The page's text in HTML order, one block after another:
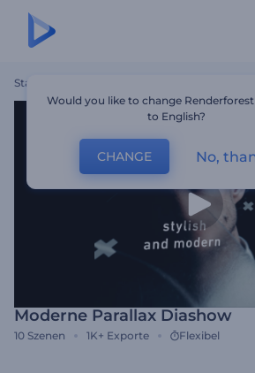
Startseite
Moderne Parallax Diashow
10 Szenen 1K+ Exporte Flexibel
Would you like to change
to English?
CHANGE No,